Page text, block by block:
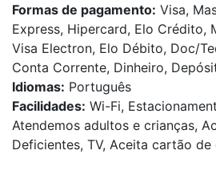
Formas de pagamento: Visa,
Express, Hipercard, Elo Crédito,
Visa Electron, Elo Débito, Doc/
Conta Corrente, Dinheiro,
Idiomas: Português
Facilidades: Wi-Fi,
Atendemos adultos e crianças,
Deficientes, TV, Aceita cartão